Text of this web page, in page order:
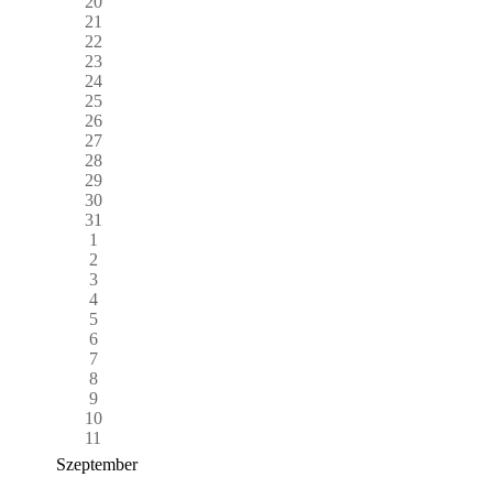
21
22
23
24
25
26
27
28
29
30
31
1
2
3
4
5
6
7
8
9
10
11
Szeptember